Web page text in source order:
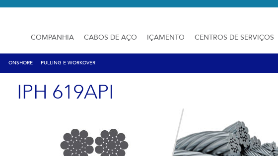
COMPANHIA CABOS DE AÇO IÇAMENTO CENTROS DE SERVIÇOS
ONSHORE PULLING E WORKOVER
IPH 619API